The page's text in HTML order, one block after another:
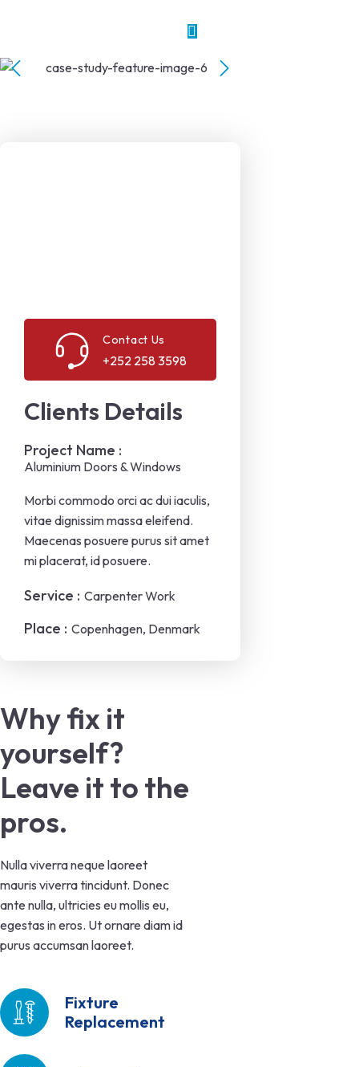
Why fix it
yourself?
Leave it to the
pros.
Nulla viverra neque laoreet
mauris viverra tincidunt. Donec
ante nulla, ultricies eu mollis eu,
egestas in eros. Ut ornare diam id
purus accumsan laoreet.
Fixture
Replacement
Clients Details
Project Name :
Aluminium Doors & Windows
Morbi commodo orci ac dui iaculis,
vitae dignissim massa eleifend.
Maecenas posuere purus sit amet
mi placerat, id posuere.
Service : Carpenter Work
Place : Copenhagen, Denmark
Contact Us
+252 258 3598